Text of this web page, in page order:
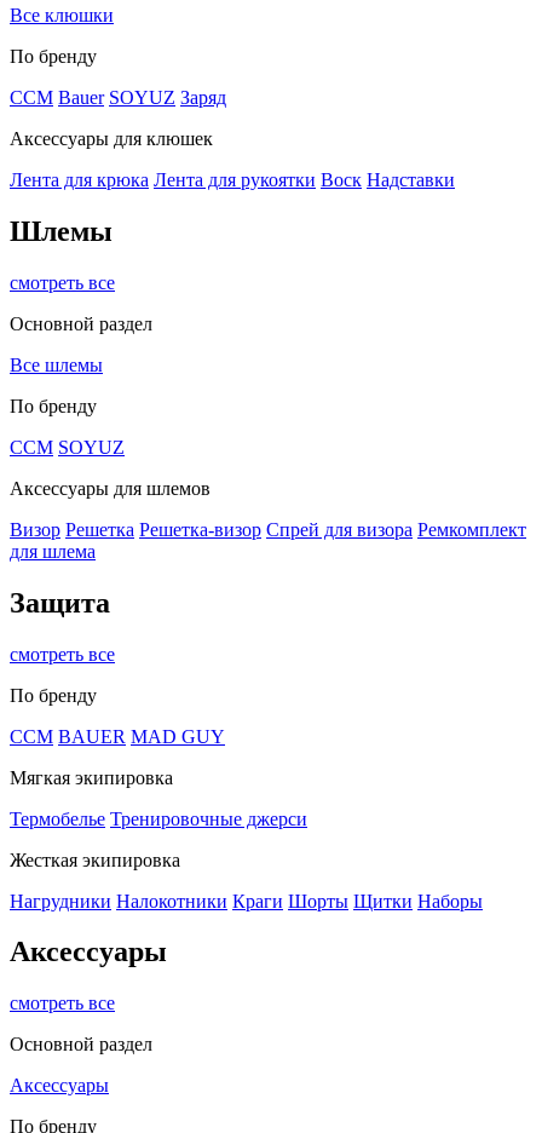
Все клюшки
По бренду
CCM Bauer SOYUZ Заряд
Аксессуары для клюшек
Лента для крюка Лента для рукоятки Воск Надставки
Шлемы
смотреть все
Основной раздел
Все шлемы
По бренду
CCM SOYUZ
Аксессуары для шлемов
Визор Решетка Решетка-визор Спрей для визора Ремкомплект
для шлема
Защита
смотреть все
По бренду
CCM BAUER MAD GUY
Мягкая экипировка
Термобелье Тренировочные джерси
Жесткая экипировка
Нагрудники Налокотники Краги Шорты Щитки Наборы
Аксессуары
смотреть все
Основной раздел
Аксессуары
По бренду